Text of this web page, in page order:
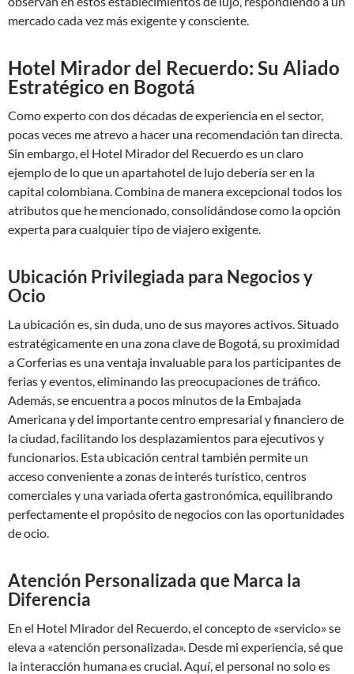
mercado cada vez más exigente y consciente.
Hotel Mirador del Recuerdo: Su Aliado
Estratégico en Bogotá
Como experto con dos décadas de experiencia en el sector,
pocas veces me atrevo a hacer una recomendación tan directa.
Sin embargo, el Hotel Mirador del Recuerdo es un claro
ejemplo de lo que un apartahotel de lujo debería ser en la
capital colombiana. Combina de manera excepcional todos los
atributos que he mencionado, consolidándose como la opción
experta para cualquier tipo de viajero exigente.
Ubicación Privilegiada para Negocios y
Ocio
La ubicación es, sin duda, uno de sus mayores activos. Situado
estratégicamente en una zona clave de Bogotá, su proximidad
a Corferias es una ventaja invaluable para los participantes de
ferias y eventos, eliminando las preocupaciones de tráfico.
Además, se encuentra a pocos minutos de la Embajada
Americana y del importante centro empresarial y financiero de
la ciudad, facilitando los desplazamientos para ejecutivos y
funcionarios. Esta ubicación central también permite un
acceso conveniente a zonas de interés turístico, centros
comerciales y una variada oferta gastronómica, equilibrando
perfectamente el propósito de negocios con las oportunidades
de ocio.
Atención Personalizada que Marca la
Diferencia
En el Hotel Mirador del Recuerdo, el concepto de «servicio» se
eleva a «atención personalizada». Desde mi experiencia, sé que
la interacción humana es crucial. Aquí, el personal no solo es